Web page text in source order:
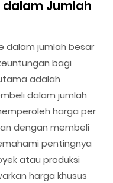
Jumlah
dalam jumlah besar
bagi
adalah
dalam jumlah
harga per
dengan membeli
pentingnya
atau produksi
harga khusus